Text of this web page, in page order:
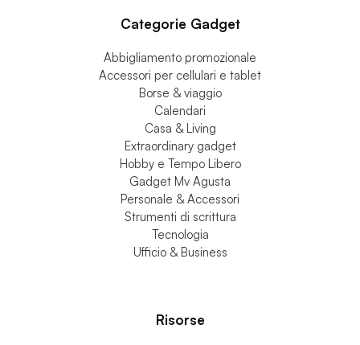
Categorie Gadget
Abbigliamento promozionale
Accessori per cellulari e tablet
Borse & viaggio
Calendari
Casa & Living
Extraordinary gadget
Hobby e Tempo Libero
Gadget Mv Agusta
Personale & Accessori
Strumenti di scrittura